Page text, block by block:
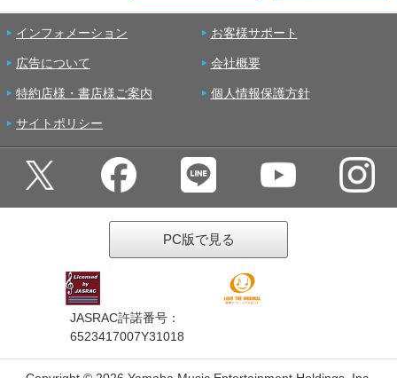
インフォメーション お客様サポート
広告について 会社概要
特約店様・書店様ご案内 個人情報保護方針
サイトポリシー
PC版で見る
JASRAC許諾番号：
6523417007Y31018